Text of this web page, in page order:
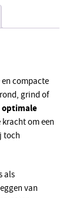
compacte
grind of
optimale
om een
toch
als
van